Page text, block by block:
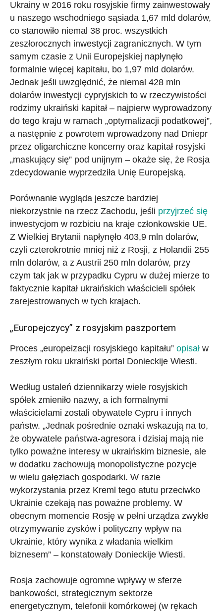
Ukrainy w 2016 roku rosyjskie firmy zainwestowały
u naszego wschodniego sąsiada 1,67 mld dolarów,
co stanowiło niemal 38 proc. wszystkich
zeszłorocznych inwestycji zagranicznych. W tym
samym czasie z Unii Europejskiej napłynęło
formalnie więcej kapitału, bo 1,97 mld dolarów.
Jednak jeśli uwzględnić, że niemal 428 mln
dolarów inwestycji cypryjskich to w rzeczywistości
rodzimy ukraiński kapitał – najpierw wyprowadzony
do tego kraju w ramach „optymalizacji podatkowej”,
a następnie z powrotem wprowadzony nad Dniepr
przez oligarchiczne koncerny oraz kapitał rosyjski
„maskujący się” pod unijnym – okaże się, że Rosja
zdecydowanie wyprzedziła Unię Europejską.
Porównanie wygląda jeszcze bardziej
niekorzystnie na rzecz Zachodu, jeśli przyjrzeć się
inwestycjom w rozbiciu na kraje członkowskie UE.
Z Wielkiej Brytanii napłynęło 403,9 mln dolarów,
czyli czterokrotnie mniej niż z Rosji, z Holandii 255
mln dolarów, a z Austrii 250 mln dolarów, przy
czym tak jak w przypadku Cypru w dużej mierze to
faktycznie kapitał ukraińskich właścicieli spółek
zarejestrowanych w tych krajach.
„Europejczycy” z rosyjskim paszportem
Proces „europeizacji rosyjskiego kapitału” opisał w
zeszłym roku ukraiński portal Donieckije Wiesti.
Według ustaleń dziennikarzy wiele rosyjskich
spółek zmieniło nazwy, a ich formalnymi
właścicielami zostali obywatele Cypru i innych
państw. „Jednak pośrednie oznaki wskazują na to,
że obywatele państwa-agresora i dzisiaj mają nie
tylko poważne interesy w ukraińskim biznesie, ale
w dodatku zachowują monopolistyczne pozycje
w wielu gałęziach gospodarki. W razie
wykorzystania przez Kreml tego atutu przeciwko
Ukrainie czekają nas poważne problemy. W
obecnym momencie Rosję w pełni urządza zwykłe
otrzymywanie zysków i polityczny wpływ na
Ukrainie, który wynika z władania wielkim
biznesem” – konstatowały Donieckije Wiesti.
Rosja zachowuje ogromne wpływy w sferze
bankowości, strategicznym sektorze
energetycznym, telefonii komórkowej (w rękach